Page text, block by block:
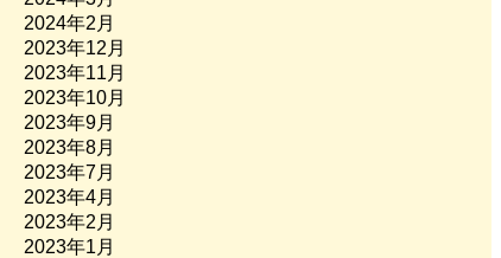
2024年2月
2023年12月
2023年11月
2023年10月
2023年9月
2023年8月
2023年7月
2023年4月
2023年2月
2023年1月